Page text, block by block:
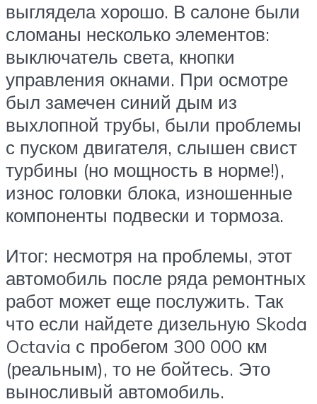
выглядела хорошо. В салоне были
сломаны несколько элементов:
выключатель света, кнопки
управления окнами. При осмотре
был замечен синий дым из
выхлопной трубы, были проблемы
с пуском двигателя, слышен свист
турбины (но мощность в норме!),
износ головки блока, изношенные
компоненты подвески и тормоза.
Итог: несмотря на проблемы, этот
автомобиль после ряда ремонтных
работ может еще послужить. Так
что если найдете дизельную Skoda
Octavia с пробегом 300 000 км
(реальным), то не бойтесь. Это
выносливый автомобиль.